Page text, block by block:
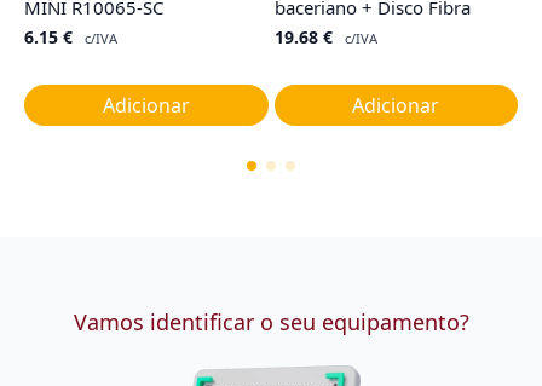
MINI R10065-SC
6.15 € c/IVA
Adicionar
baceriano + Disco Fibra
19.68 € c/IVA
Adicionar
Vamos identificar o seu equipamento?